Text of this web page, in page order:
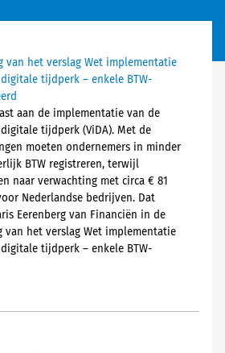
van het verslag Wet implementatie
tijdperk – enkele BTW-
aan de implementatie van de
tijdperk (ViDA). Met de
moeten ondernemers in minder
BTW registreren, terwijl
naar verwachting met circa € 81
Nederlandse bedrijven. Dat
Eerenberg van Financiën in de
van het verslag Wet implementatie
tijdperk – enkele BTW-